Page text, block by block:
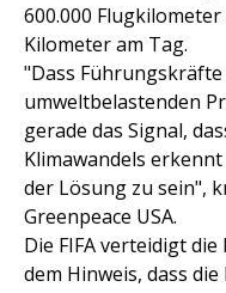
600.000
Kilometer am Tag.
"Dass
umweltbelastenden
gerade das Signal,
Klimawandels
der Lösung zu sein",
Greenpeace USA.
Die FIFA verteidigt
dem Hinweis, dass